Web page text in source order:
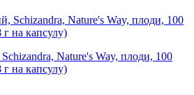
Nature's Way, плоди, 100
г на капсулу)